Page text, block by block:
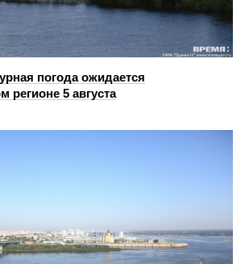
погода ожидается
регионе 5 августа